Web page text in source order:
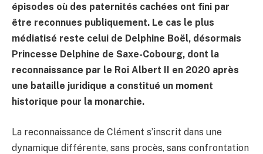
épisodes où des paternités cachées ont fini par
être reconnues publiquement. Le cas le plus
médiatisé reste celui de Delphine Boël, désormais
Princesse Delphine de Saxe-Cobourg, dont la
reconnaissance par le Roi Albert II en 2020 après
une bataille juridique a constitué un moment
historique pour la monarchie.
La reconnaissance de Clément s’inscrit dans une
dynamique différente, sans procès, sans confrontation